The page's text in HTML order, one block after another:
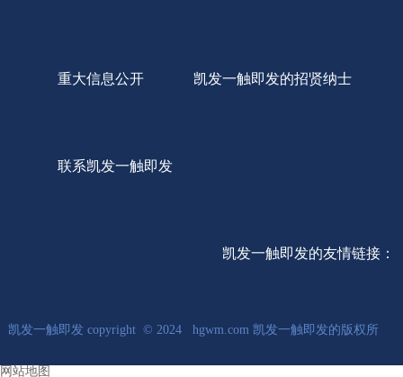
重大信息公开 凯发一触即发的招贤纳士
联系凯发一触即发
凯发一触即发的友情链接：
凯发一触即发 copyright © 2024 hgwm.com 凯发一触即发的版权所
网站地图